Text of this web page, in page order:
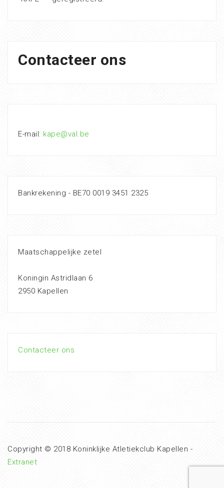
Contacteer ons
E-mail: kape@val.be
Bankrekening - BE70 0019 3451 2325
Maatschappelijke zetel
Koningin Astridlaan 6
2950 Kapellen
Contacteer ons
Copyright © 2018 Koninklijke Atletiekclub Kapellen -
Extranet